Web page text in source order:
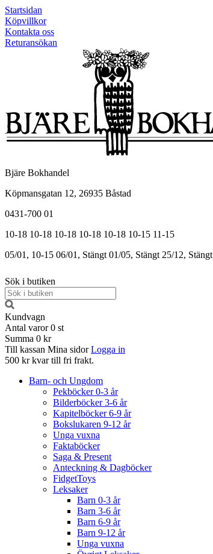
Startsidan
Köpvillkor
Kontakta oss
Returansökan
Bjäre Bokhandel
Köpmansgatan 12, 26935 Båstad
0431-700 01
10-18 10-18 10-18 10-18 10-18 10-15 11-15
05/01, 10-15 06/01, Stängt 01/05, Stängt 25/12, Stängt
Sök i butiken
Kundvagn
Antal varor 0 st
Summa 0 kr
Till kassan Mina sidor Logga in
500 kr kvar till fri frakt.
Barn- och Ungdom
Pekböcker 0-3 år
Bilderböcker 3-6 år
Kapitelböcker 6-9 år
Bokslukaren 9-12 år
Unga vuxna
Faktaböcker
Saga & Present
Anteckning & Dagböcker
FidgetToys
Leksaker
Barn 0-3 år
Barn 3-6 år
Barn 6-9 år
Barn 9-12 år
Unga vuxna